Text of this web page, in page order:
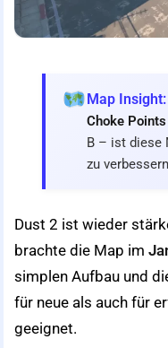
Map Insight:
Choke Points
B – ist diese
zu
Dust 2 ist wieder
brachte die Map im
simplen Aufbau und
für neue als auch für
geeignet.